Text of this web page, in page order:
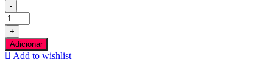
-
Quantidade
de
Konica
Minolta
TN312
+
Adicionar
Add to wishlist